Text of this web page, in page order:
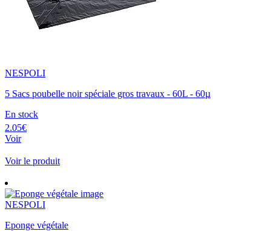
NESPOLI
5 Sacs poubelle noir spéciale gros travaux - 60L - 60µ
En stock
2.05€
Voir
Voir le produit
NESPOLI
Eponge végétale